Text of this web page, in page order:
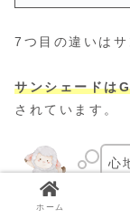
7つ目の違いはサ
サンシェードは
されています。
心
ホーム